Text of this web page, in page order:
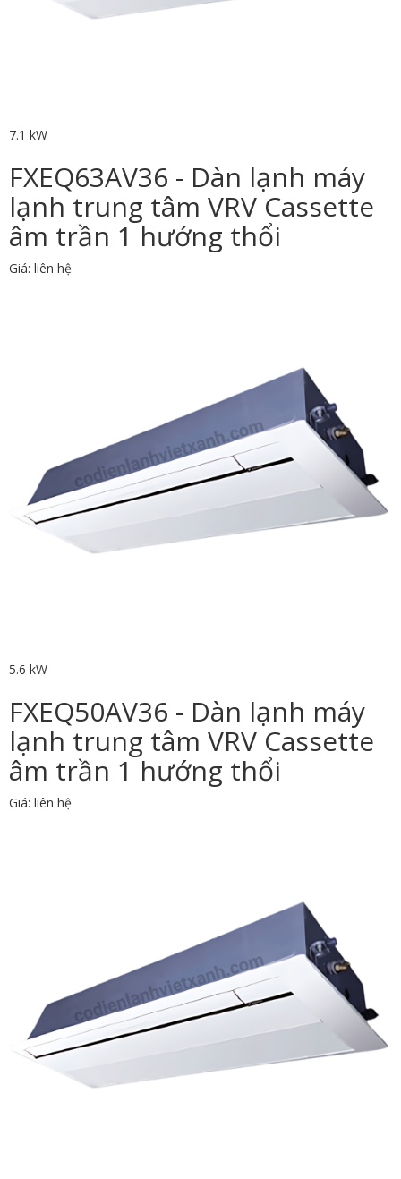
7.1 kW
FXEQ63AV36 - Dàn lạnh máy
lạnh trung tâm VRV Cassette
âm trần 1 hướng thổi
Giá: liên hệ
5.6 kW
FXEQ50AV36 - Dàn lạnh máy
lạnh trung tâm VRV Cassette
âm trần 1 hướng thổi
Giá: liên hệ